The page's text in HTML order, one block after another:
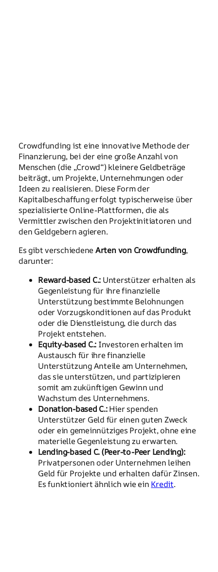
Crowdfunding ist eine innovative Methode der
Finanzierung, bei der eine große Anzahl von
Menschen (die „Crowd“) kleinere Geldbeträge
beiträgt, um Projekte, Unternehmungen oder
Ideen zu realisieren. Diese Form der
Kapitalbeschaffung erfolgt typischerweise über
spezialisierte Online-Plattformen, die als
Vermittler zwischen den Projektinitiatoren und
den Geldgebern agieren.
Es gibt verschiedene Arten von Crowdfunding,
darunter:
Reward-based C.: Unterstützer erhalten als
Gegenleistung für ihre finanzielle
Unterstützung bestimmte Belohnungen
oder Vorzugskonditionen auf das Produkt
oder die Dienstleistung, die durch das
Projekt entstehen.
Equity-based C.: Investoren erhalten im
Austausch für ihre finanzielle
Unterstützung Anteile am Unternehmen,
das sie unterstützen, und partizipieren
somit am zukünftigen Gewinn und
Wachstum des Unternehmens.
Donation-based C.:Hier spenden
Unterstützer Geld für einen guten Zweck
oder ein gemeinnütziges Projekt, ohne eine
materielle Gegenleistung zu erwarten.
Lending-based C. (Peer-to-Peer Lending):
Privatpersonen oder Unternehmen leihen
Geld für Projekte und erhalten dafür Zinsen.
Es funktioniert ähnlich wie ein Kredit.